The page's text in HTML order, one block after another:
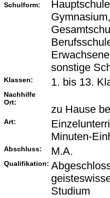
Schulform:
Gymnasium,
sonstige
Klassen: 1. bis 13.
Nachhilfe
Ort:
zu Hause
Art:
Minuten-
Abschluss: M.A.
Qualifikation:
Studium